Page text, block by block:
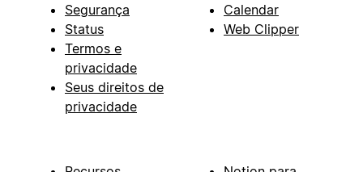
Segurança
Status
Termos e
privacidade
Seus direitos de
privacidade
Calendar
Web Clipper